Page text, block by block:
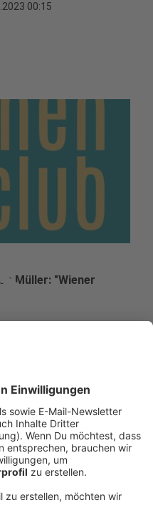
00:15
Müller: "Wiener
Wiener Schnitzel"